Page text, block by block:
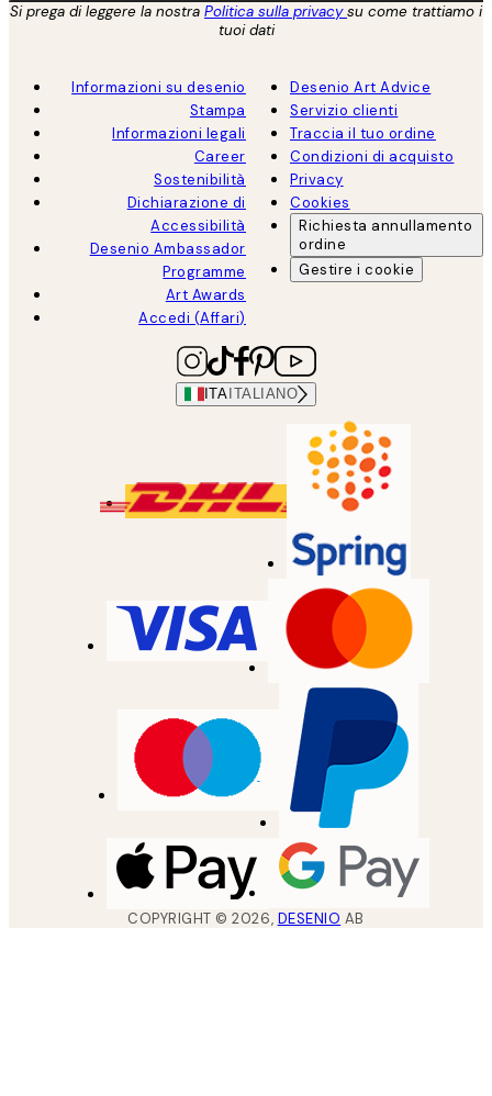
Si prega di leggere la nostra Politica sulla privacysu come trattiamo i
tuoi dati
Informazioni su desenio
Stampa
Informazioni legali
Career
Sostenibilità
Dichiarazione di
Accessibilità
Desenio Ambassador
Programme
Art Awards
Accedi (Affari)
Desenio Art Advice
Servizio clienti
Traccia il tuo ordine
Condizioni di acquisto
Privacy
Cookies
Richiesta annullamento
ordine
Gestire i cookie
ITA ITALIANO
COPYRIGHT ©2026, DESENIO AB